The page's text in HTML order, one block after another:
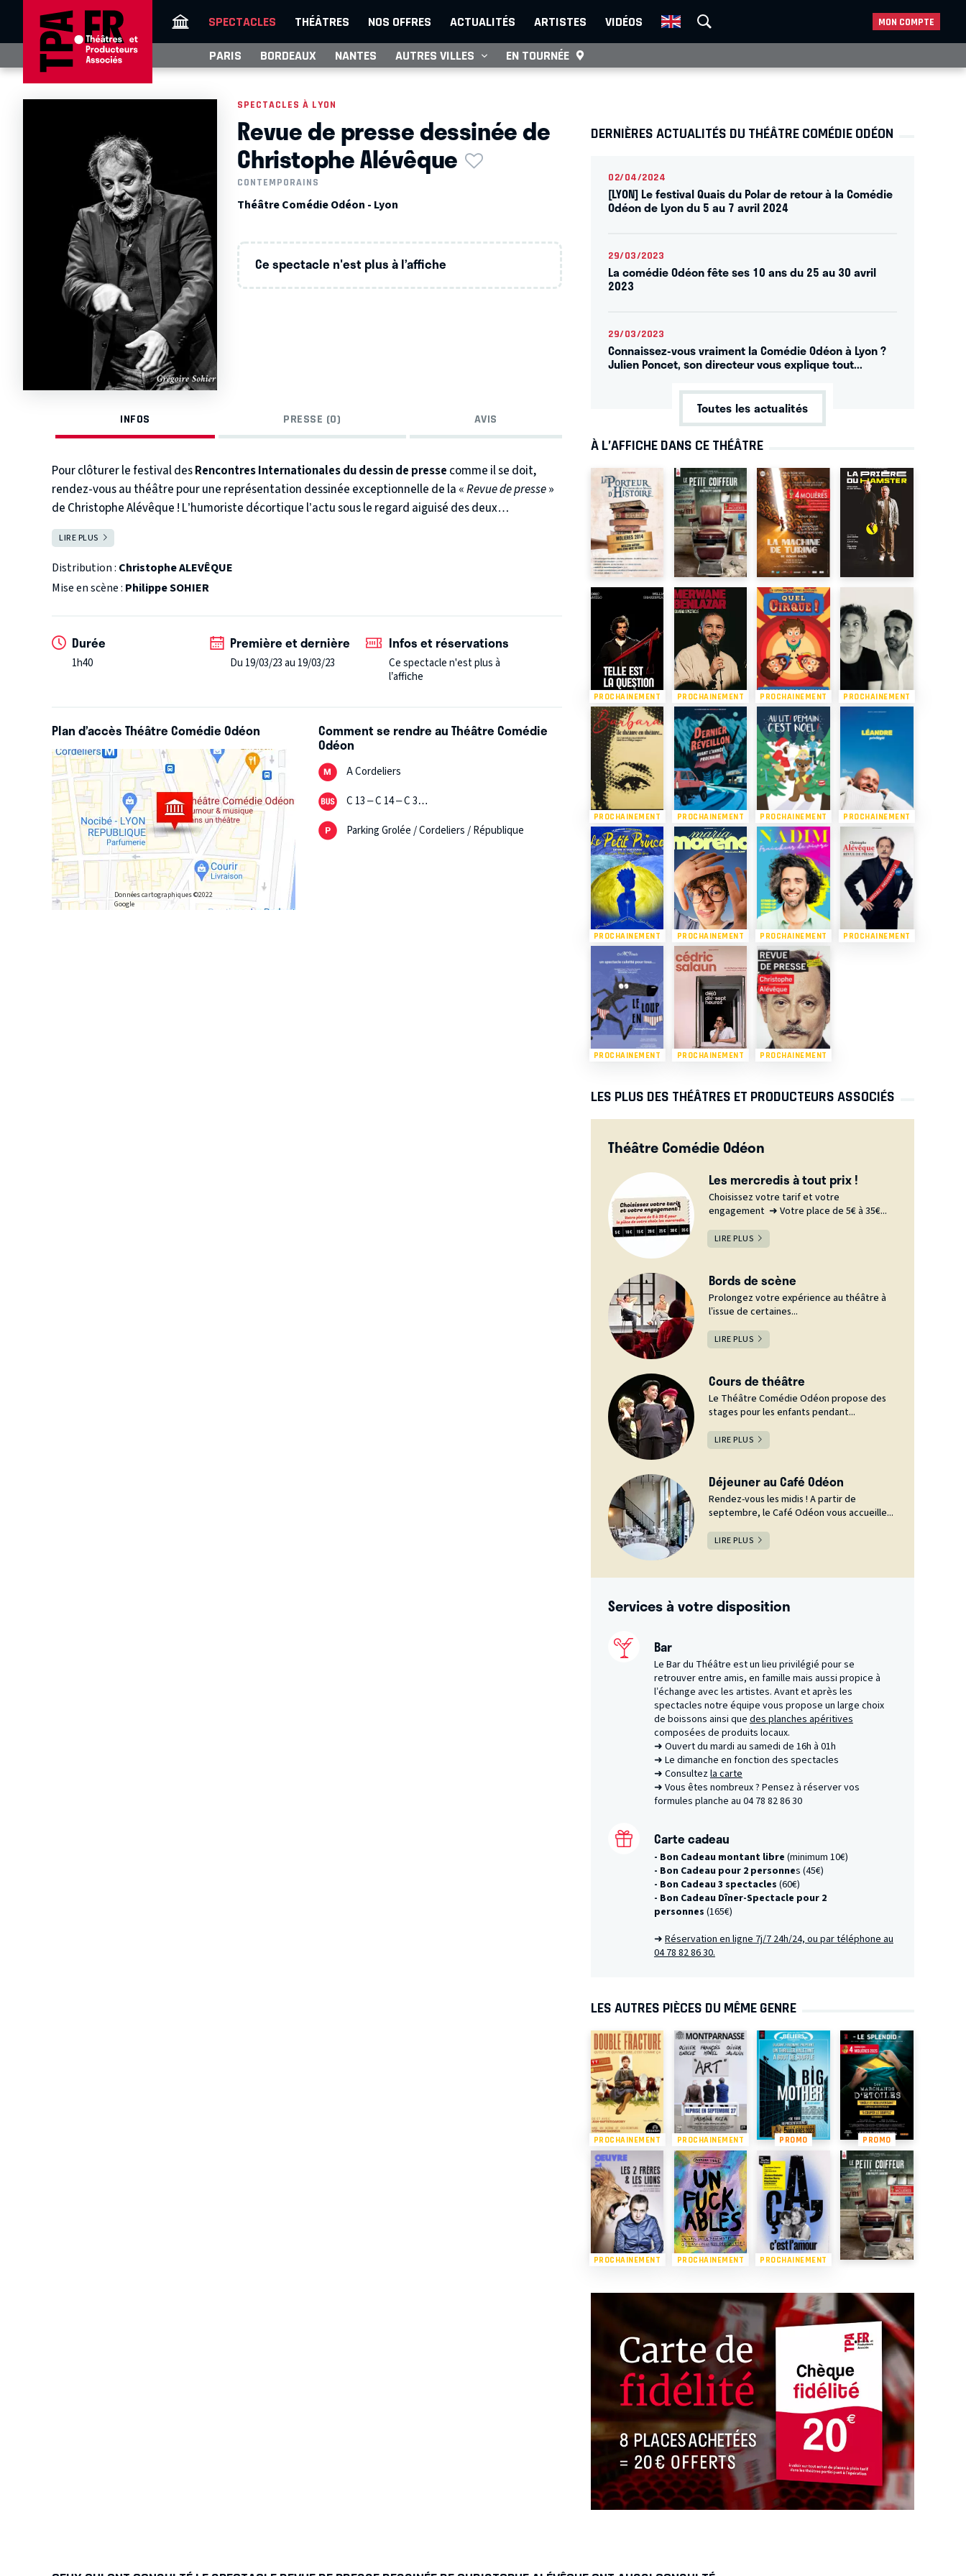
SPECTACLES THÉÂTRES NOS OFFRES ACTUALITÉS ARTISTES VIDÉOS MON COMPTE
PARIS BORDEAUX NANTES AUTRES VILLES EN TOURNÉE
SPECTACLES À LYON
Revue de presse dessinée de
Christophe Alévêque
CONTEMPORAINS
Théâtre Comédie Odéon - Lyon
Ce spectacle n'est plus à l’affiche
INFOS PRESSE (0) AVIS
Pour clôturer le festival desRencontres Internationales du dessin de presse comme il se doit,
rendez-vous au théâtre pour une représentation dessinée exceptionnelle de la «Revue de presse»
de Christophe Alévêque ! L’humoriste décortique l’actu sous le regard aiguisé des deux
dessinateurs de presse Lacombe (Marianne, Sine Mensuel…) et Cambon (Hara-Kiri, l'Almanach
Vermot…) pour une revue de presse à la fois drôle et satyrique.
LIRE PLUS
Distribution : Christophe ALEVÊQUE
Mise en scène : Philippe SOHIER
Durée
1h40
Première et dernière
Du 19/03/23 au 19/03/23
Infos et réservations
Ce spectacle n'est plus à
l’affiche
Plan d’accès Théâtre Comédie Odéon
Données cartographiques ©2022
Google
Comment se rendre au Théâtre Comédie
Odéon
A Cordeliers
C 13 – C 14 – C 3…
Parking Grolée / Cordeliers / République
DERNIÈRES ACTUALITÉS DU THÉÂTRE COMÉDIE ODÉON
02/04/2024
[LYON] Le festival Quais du Polar de retour à la Comédie
Odéon de Lyon du 5 au 7 avril 2024
29/03/2023
La comédie Odéon fête ses 10 ans du 25 au 30 avril
2023
29/03/2023
Connaissez-vous vraiment la Comédie Odéon à Lyon ?
Julien Poncet, son directeur vous explique tout...
Toutes les actualités
À L’AFFICHE DANS CE THÉÂTRE
PROCHAINEMENT PROCHAINEMENT PROCHAINEMENT PROCHAINEMENT
PROCHAINEMENT PROCHAINEMENT PROCHAINEMENT PROCHAINEMENT
PROCHAINEMENT PROCHAINEMENT PROCHAINEMENT PROCHAINEMENT
PROCHAINEMENT PROCHAINEMENT PROCHAINEMENT
LES PLUS DES THÉÂTRES ET PRODUCTEURS ASSOCIÉS
Théâtre Comédie Odéon
Les mercredis à tout prix !
Choisissez votre tarif et votre
engagement ➜ Votre place de 5€ à 35€...
LIRE PLUS
Bords de scène
Prolongez votre expérience au théâtre à
l’issue de certaines...
LIRE PLUS
Cours de théâtre
Le Théâtre Comédie Odéon propose des
stages pour les enfants pendant...
LIRE PLUS
Déjeuner au Café Odéon
Rendez-vous les midis ! A partir de
septembre, le Café Odéon vous accueille...
LIRE PLUS
Services à votre disposition
Bar
Le Bar du Théâtre est un lieu privilégié pour se
retrouver entre amis, en famille mais aussi propice à
l’échange avec les artistes. Avant et après les
spectacles notre équipe vous propose un large choix
de boissons ainsi que des planches apéritives
composées de produits locaux.
➜ Ouvert du mardi au samedi de 16h à 01h
➜ Le dimanche en fonction des spectacles
➜ Consultezla carte
➜ Vous êtes nombreux ? Pensez à réserver vos
formules planche au 04 78 82 86 30
Carte cadeau
- Bon Cadeau montant libre (minimum 10€)
- Bon Cadeau pour 2 personnes (45€)
- Bon Cadeau 3 spectacles (60€)
- Bon Cadeau Dîner-Spectacle pour 2
personnes (165€)
➜ Réservation en ligne 7j/7 24h/24, ou par téléphone au
04 78 82 86 30.
LES AUTRES PIÈCES DU MÊME GENRE
PROCHAINEMENT PROCHAINEMENT PROMO PROMO
PROCHAINEMENT PROCHAINEMENT PROCHAINEMENT